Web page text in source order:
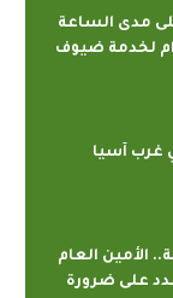
مدى الساعة
لخدمة ضيوف
غرب آسيا
الأمين العام
على ضرورة